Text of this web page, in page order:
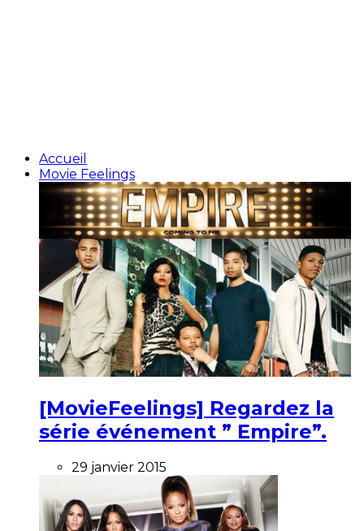
Accueil
Movie Feelings
[MovieFeelings] Regardez la
série événement ” Empire”.
29 janvier 2015